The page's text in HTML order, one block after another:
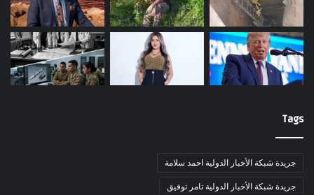
Tags
جريدة شبكة الأخبار الدولية احمد سلامة
جريدة شبكة الأخبار الدولية تامر توفيق